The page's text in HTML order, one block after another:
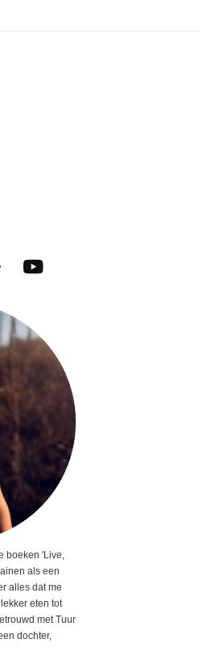
boeken 'Live,
als een
alles dat me
eten tot
met Tuur
dochter,